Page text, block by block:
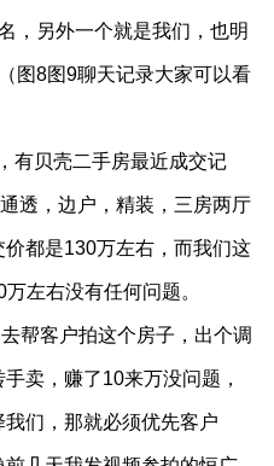
，另外一个就是我们，也明
图8图9聊天记录大家可以看
有贝壳二手房最近成交记
透，边户，精装，三房两厅
都是130万左右，而我们这
左右没有任何问题。
帮客户拍这个房子，出个调
卖，赚了10来万没问题，
们，那就必须优先客户